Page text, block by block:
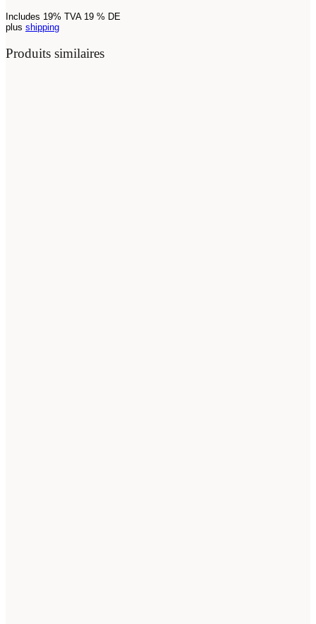
Includes 19% TVA 19 % DE
plus shipping
Produits similaires